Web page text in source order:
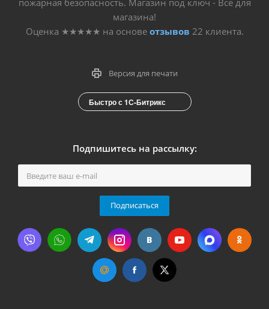
магазина!
Оценка ★★★★★ на основе отзывов 22 клиента.
Версия для печати
Быстро с 1С-Битрикс
Подпишитесь на рассылку:
Подписаться